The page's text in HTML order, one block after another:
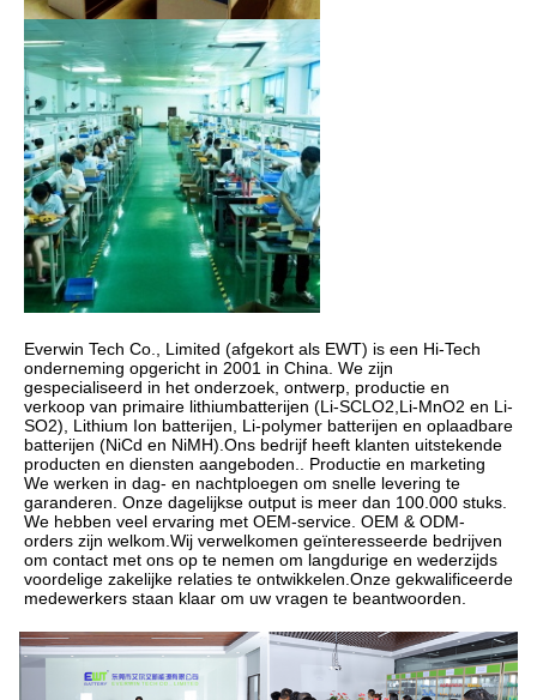
Everwin Tech Co., Limited (afgekort als EWT) is een Hi-Tech
onderneming opgericht in 2001 in China. We zijn
gespecialiseerd in het onderzoek, ontwerp, productie en
verkoop van primaire lithiumbatterijen (Li-SCLO2,Li-MnO2 en Li-
SO2), Lithium Ion batterijen, Li-polymer batterijen en oplaadbare
batterijen (NiCd en NiMH).Ons bedrijf heeft klanten uitstekende
producten en diensten aangeboden.. Productie en marketing
We werken in dag- en nachtploegen om snelle levering te
garanderen. Onze dagelijkse output is meer dan 100.000 stuks.
We hebben veel ervaring met OEM-service. OEM & ODM-
orders zijn welkom.Wij verwelkomen geïnteresseerde bedrijven
om contact met ons op te nemen om langdurige en wederzijds
voordelige zakelijke relaties te ontwikkelen.Onze gekwalificeerde
medewerkers staan klaar om uw vragen te beantwoorden.